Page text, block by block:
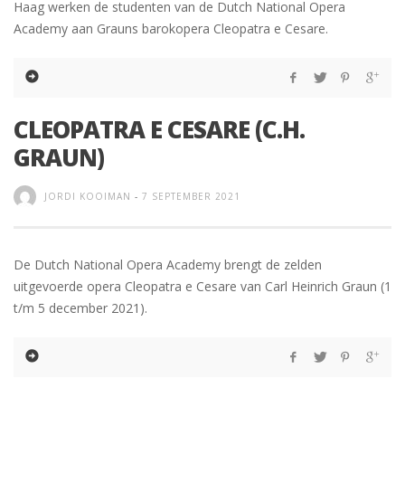
Haag werken de studenten van de Dutch National Opera
Academy aan Grauns barokopera Cleopatra e Cesare.
CLEOPATRA E CESARE (C.H.
GRAUN)
JORDI KOOIMAN - 7 SEPTEMBER 2021
De Dutch National Opera Academy brengt de zelden
uitgevoerde opera Cleopatra e Cesare van Carl Heinrich Graun (1
t/m 5 december 2021).